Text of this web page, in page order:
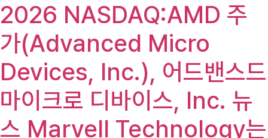
2026 NASDAQ:AMD 주
가(Advanced Micro
Devices, Inc.), 어드밴스드
마이크로 디바이스, Inc. 뉴
스 Marvell Technology는